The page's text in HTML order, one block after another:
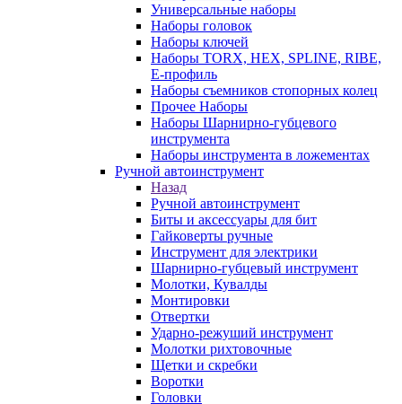
Универсальные наборы
Наборы головок
Наборы ключей
Наборы TORX, HEX, SPLINE, RIBE,
E-профиль
Наборы съемников стопорных колец
Прочее Наборы
Наборы Шарнирно-губцевого
инструмента
Наборы инструмента в ложементах
Ручной автоинструмент
Назад
Ручной автоинструмент
Биты и аксессуары для бит
Гайковерты ручные
Инструмент для электрики
Шарнирно-губцевый инструмент
Молотки, Кувалды
Монтировки
Отвертки
Ударно-режуший инструмент
Молотки рихтовочные
Щетки и скребки
Воротки
Головки